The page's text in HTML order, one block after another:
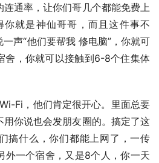
通率，让你们哥几个都能免费上
就是神仙哥哥，而且这件事不
声“他们要帮我 修电脑”，你就可
舍，你就可以接触到6-8个住集体
你说也会发朋友圈的。搞定了这
搞什么，你们都能上网了，一传
外一个宿舍，又是8个人，你一天